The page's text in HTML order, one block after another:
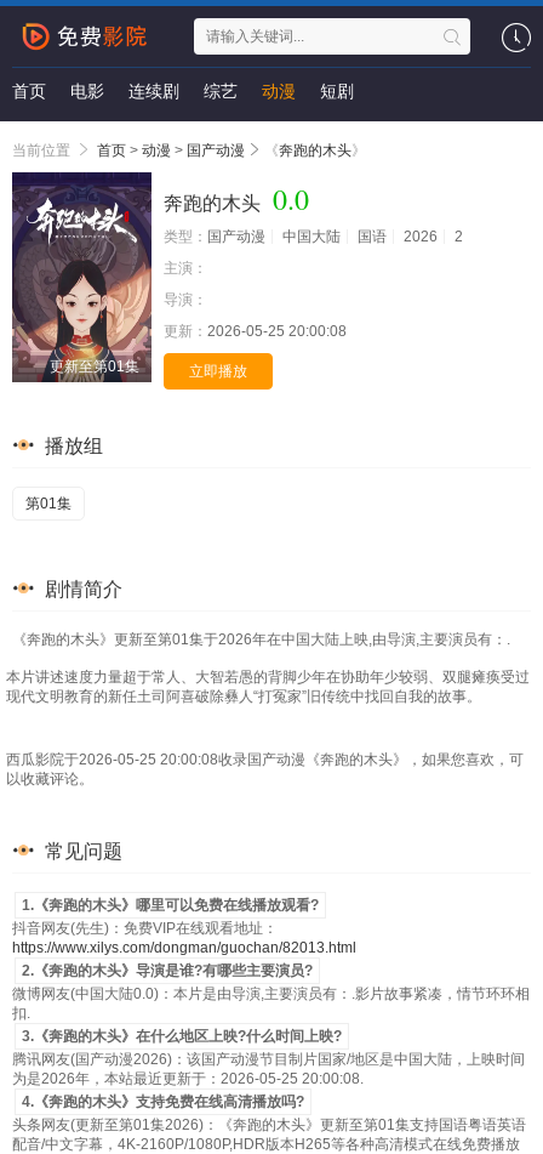
首页 电影 连续剧 综艺 动漫 短剧
当前位置 首页 > 动漫 > 国产动漫 《奔跑的木头》
更新至第01集
奔跑的木头 0.0
类型： 国产动漫 中国大陆 国语 2026
2
主演：
导演：
更新： 2026-05-25 20:00:08
立即播放
播放组
第01集
剧情简介
《奔跑的木头》更新至第01集于2026年在中国大陆上映,由导演,主要演员有：.
本片讲述速度力量超于常人、大智若愚的背脚少年在协助年少较弱、双腿瘫痪受过
现代文明教育的新任土司阿喜破除彝人“打冤家”旧传统中找回自我的故事。
西瓜影院于2026-05-25 20:00:08收录国产动漫《奔跑的木头》，如果您喜欢，可
以收藏评论。
常见问题
1.《奔跑的木头》哪里可以免费在线播放观看?
抖音网友(先生)：免费VIP在线观看地址：
https://www.xilys.com/dongman/guochan/82013.html
2.《奔跑的木头》导演是谁?有哪些主要演员?
微博网友(中国大陆0.0)：本片是由导演,主要演员有：.影片故事紧凑，情节环环相
扣.
3.《奔跑的木头》在什么地区上映?什么时间上映?
腾讯网友(国产动漫2026)：该国产动漫节目制片国家/地区是中国大陆，上映时间
为是2026年，本站最近更新于：2026-05-25 20:00:08.
4.《奔跑的木头》支持免费在线高清播放吗?
头条网友(更新至第01集2026)：《奔跑的木头》更新至第01集支持国语粤语英语
配音/中文字幕，4K-2160P/1080P,HDR版本H265等各种高清模式在线免费播放